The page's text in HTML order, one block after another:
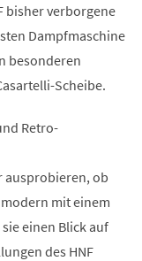
bisher verborgene
Dampfmaschine
besonderen
Scheibe.
Retro-
ausprobieren, ob
mit einem
einen Blick auf
des HNF